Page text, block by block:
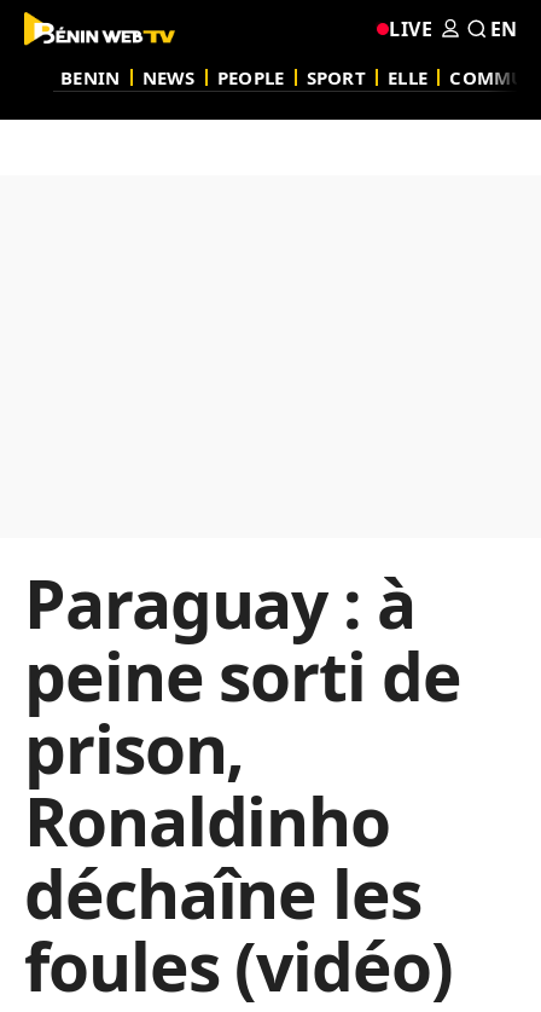
BENIN NEWS PEOPLE SPORT ELLE
LIVE EN
Paraguay : à
peine sorti de
prison,
Ronaldinho
déchaîne les
foules (vidéo)